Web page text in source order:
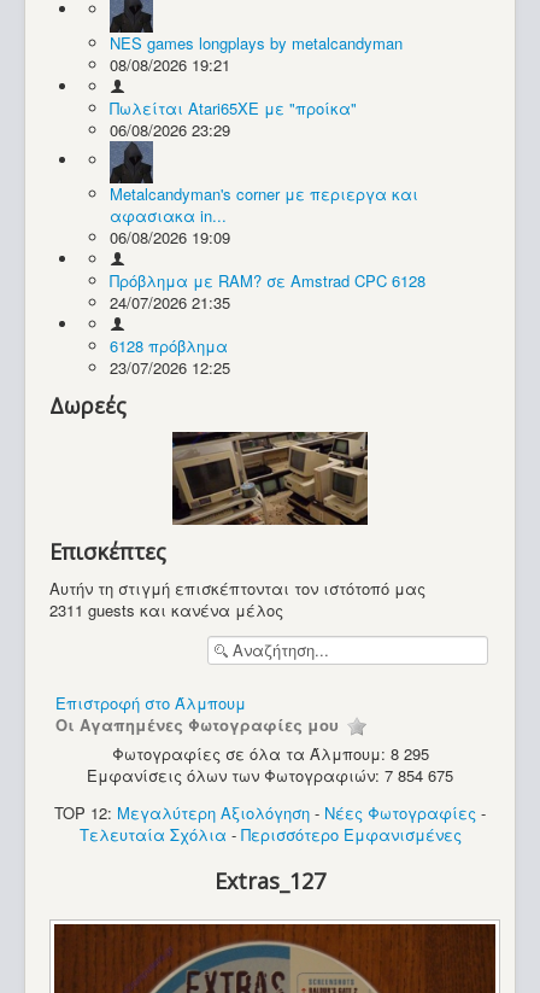
Συλλογές / Projects
Υπολογιστές
NES games longplays by metalcandyman
08/08/2026 19:21
Πωλείται Atari65XE με "προίκα"
06/08/2026 23:29
Metalcandyman's corner με περιεργα και
αφασιακα in...
06/08/2026 19:09
Πρόβλημα με RAM? σε Amstrad CPC 6128
24/07/2026 21:35
6128 πρόβλημα
23/07/2026 12:25
Δωρεές
Επισκέπτες
Αυτήν τη στιγμή επισκέπτονται τον ιστότοπό μας
2311 guests και κανένα μέλος
Επιστροφή στο Άλμπουμ
Οι Αγαπημένες Φωτογραφίες μου
Φωτογραφίες σε όλα τα Άλμπουμ: 8 295
Εμφανίσεις όλων των Φωτογραφιών: 7 854 675
TOP 12: Μεγαλύτερη Αξιολόγηση - Νέες Φωτογραφίες -
Τελευταία Σχόλια - Περισσότερο Εμφανισμένες
Extras_127